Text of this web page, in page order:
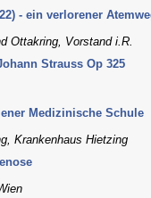
- ein verlorener
Ottakring, Vorstand i.R.
Strauss Op 325
Medizinische Schule
Krankenhaus Hietzing